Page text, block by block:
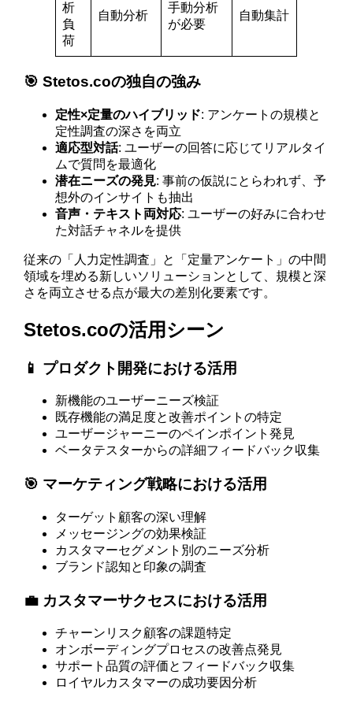
析
負
荷
自動分析
手動分析
が必要
自動集計
🎯 Stetos.coの独自の強み
定性×定量のハイブリッド: アンケートの規模と
定性調査の深さを両立
適応型対話: ユーザーの回答に応じてリアルタイ
ムで質問を最適化
潜在ニーズの発見: 事前の仮説にとらわれず、予
想外のインサイトも抽出
音声・テキスト両対応: ユーザーの好みに合わせ
た対話チャネルを提供
従来の「人力定性調査」と「定量アンケート」の中間
領域を埋める新しいソリューションとして、規模と深
さを両立させる点が最大の差別化要素です。
Stetos.coの活用シーン
📱 プロダクト開発における活用
新機能のユーザーニーズ検証
既存機能の満足度と改善ポイントの特定
ユーザージャーニーのペインポイント発見
ベータテスターからの詳細フィードバック収集
🎯 マーケティング戦略における活用
ターゲット顧客の深い理解
メッセージングの効果検証
カスタマーセグメント別のニーズ分析
ブランド認知と印象の調査
💼 カスタマーサクセスにおける活用
チャーンリスク顧客の課題特定
オンボーディングプロセスの改善点発見
サポート品質の評価とフィードバック収集
ロイヤルカスタマーの成功要因分析